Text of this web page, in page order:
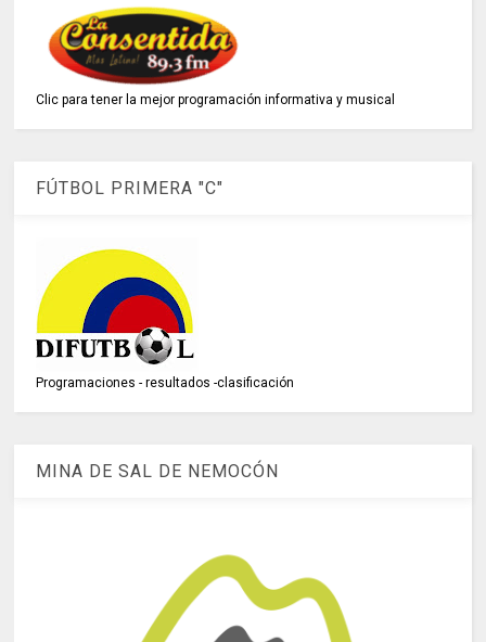
Clic para tener la mejor programación informativa y musical
FÚTBOL PRIMERA "C"
Programaciones - resultados -clasificación
MINA DE SAL DE NEMOCÓN